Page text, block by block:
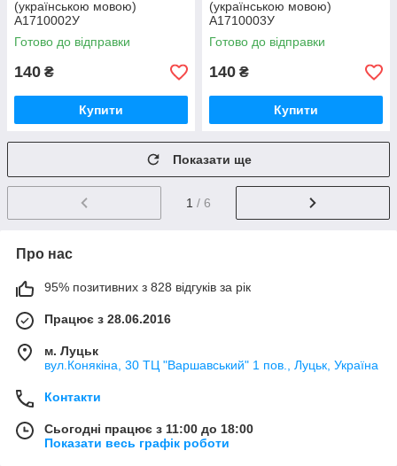
(українською мовою)
А1710002У
Готово до відправки
140 ₴
Купити
(українською мовою)
А1710003У
Готово до відправки
140 ₴
Купити
Показати ще
1 / 6
Про нас
95% позитивних з 828 відгуків за рік
Працює з 28.06.2016
м. Луцьк
вул.Конякіна, 30 ТЦ "Варшавський" 1 пов., Луцьк, Україна
Контакти
Сьогодні працює з 11:00 до 18:00
Показати весь графік роботи